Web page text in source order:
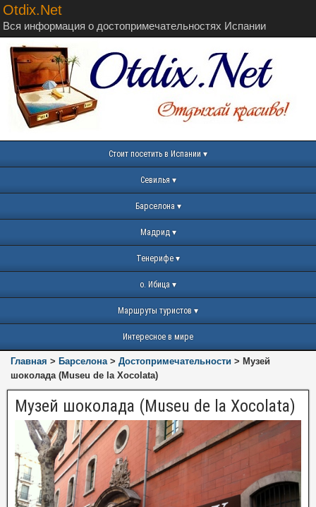
Otdix.Net
Вся информация о достопримечательностях Испании
Стоит посетить в Испании
Севилья
Барселона
Мадрид
Тенерифе
о. Ибица
Маршруты туристов
Интересное в мире
Главная > Барселона> Достопримечательности > Музей
шоколада (Museu de la Xocolata)
Музей шоколада (Museu de la Xocolata)